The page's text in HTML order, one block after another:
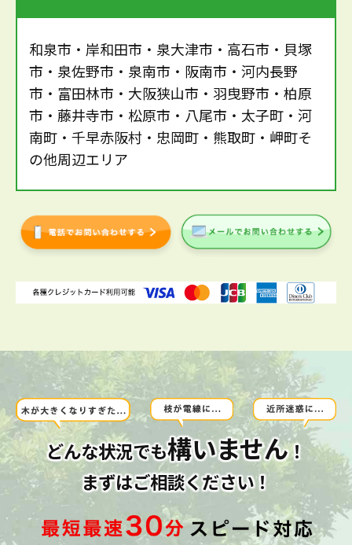
和泉市・岸和田市・泉大津市・高石市・貝塚
市・泉佐野市・泉南市・阪南市・河内長野
市・富田林市・大阪狭山市・羽曳野市・柏原
市・藤井寺市・松原市・八尾市・太子町・河
南町・千早赤阪村・忠岡町・熊取町・岬町そ
の他周辺エリア
どんな状況でも構いません！
まずはご相談ください！